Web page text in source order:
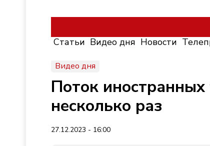
Статьи Видео дня Новости
Видео дня
Поток
несколько раз
27.12.2023 - 16:00